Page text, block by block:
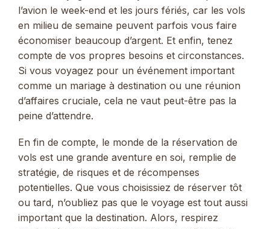
l’avion le week-end et les jours fériés, car les vols
en milieu de semaine peuvent parfois vous faire
économiser beaucoup d’argent. Et enfin, tenez
compte de vos propres besoins et circonstances.
Si vous voyagez pour un événement important
comme un mariage à destination ou une réunion
d’affaires cruciale, cela ne vaut peut-être pas la
peine d’attendre.
En fin de compte, le monde de la réservation de
vols est une grande aventure en soi, remplie de
stratégie, de risques et de récompenses
potentielles. Que vous choisissiez de réserver tôt
ou tard, n’oubliez pas que le voyage est tout aussi
important que la destination. Alors, respirez